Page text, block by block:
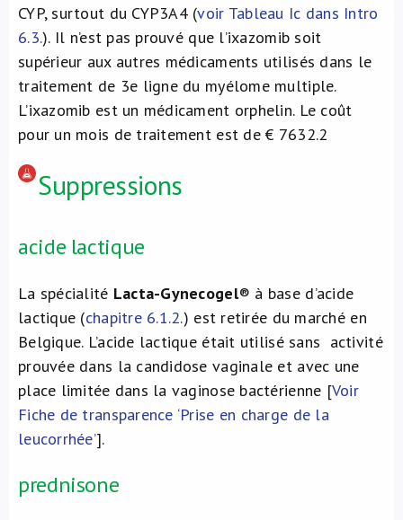
CYP, surtout du CYP3A4 (voir Tableau Ic dans Intro
6.3.). Il n’est pas prouvé que l’ixazomib soit
supérieur aux autres médicaments utilisés dans le
traitement de 3e ligne du myélome multiple.
L’ixazomib est un médicament orphelin. Le coût
pour un mois de traitement est de € 7632.2
Suppressions
acide lactique
La spécialité Lacta-Gynecogel® à base d’acide
lactique (chapitre 6.1.2.) est retirée du marché en
Belgique. L’acide lactique était utilisé sans activité
prouvée dans la candidose vaginale et avec une
place limitée dans la vaginose bactérienne [Voir
Fiche de transparence ‘Prise en charge de la
leucorrhée’].
prednisone